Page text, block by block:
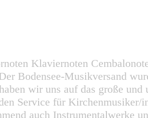
Klaviernoten
Bodensee-Musikversand
wir uns auf das große
Service für
auch Instrumentalwerke